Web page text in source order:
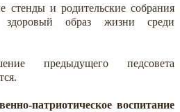
и родительские собрания
здоровый образ жизни среди
предыдущего педсовета
патриотическое воспитание